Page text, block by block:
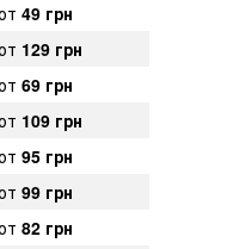
49 грн
129 грн
69 грн
109 грн
95 грн
99 грн
82 грн